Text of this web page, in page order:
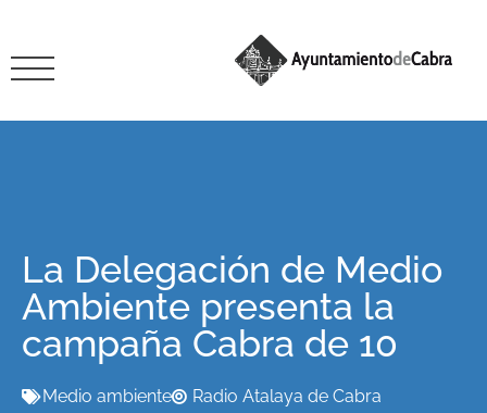
La Delegación de Medio
Ambiente presenta la
campaña Cabra de 10
Medio ambiente
Radio Atalaya de Cabra